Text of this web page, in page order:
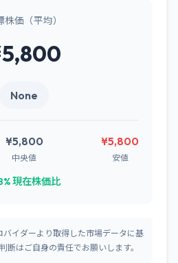
株価（平均）
None
¥5,800
中央値
¥5,800
安値
現在株価比
イダーより取得した市場データに基
断はご自身の責任でお願いします。